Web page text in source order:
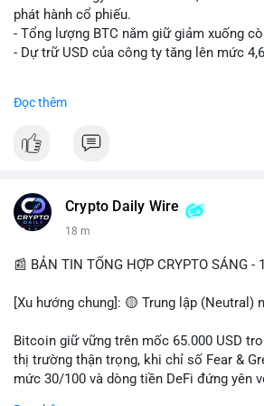
ngang.
• Tin tức quốc tế: Hedge funds trên CME
Long Bitcoin; Standard Chartered dự báo
14/08; ra mắt các chiến dịch airdrop và
💡 NHẬN ĐỊNH & KHUYẾN NGHỊ
các quỹ phòng hộ sang vị thế Long là tín
nhưng biến động ngắn hạn vẫn cao.
• Khuyến nghị: Cẩn trọng với các lệnh
chưa thoát khỏi vùng giá hiện tại. Theo
phát hành cổ phiếu.
- Tổng lượng BTC nắm giữ giảm xuống
- Dự trữ USD của công ty tăng lên mức
📰 Nguồn: CoinDesk
Đọc thêm
Crypto Daily Wire
18 m
📰 BẢN TIN TỔNG HỢP CRYPTO SÁNG -
[Xu hướng chung]: 🟡 Trung lập (Neutral)
Bitcoin giữ vững trên mốc 65.000 USD
thị trường thận trọng, khi chỉ số Fear &
mức 30/100 và dòng tiền DeFi đứng yên